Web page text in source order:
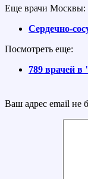
Еще врачи Москвы:
Сердечно-
Посмотреть еще:
789 врачей
Ваш адрес email не